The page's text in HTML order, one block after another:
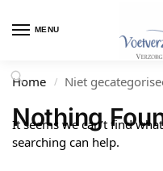
MENU
Home / Niet
Nothing
It seems we can’t find
searching can help.